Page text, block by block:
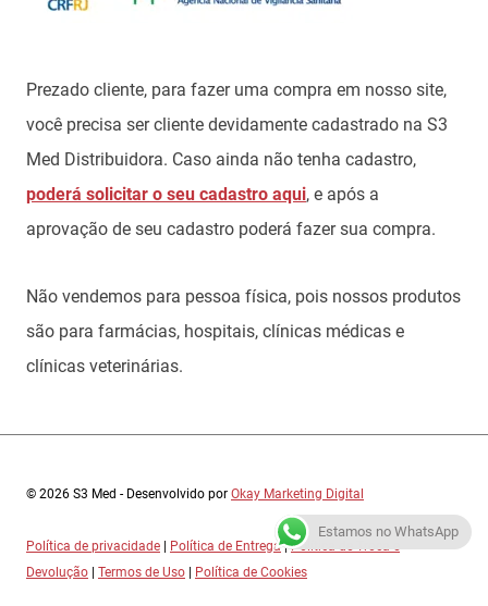
Prezado cliente, para fazer uma compra em nosso site,
você precisa ser cliente devidamente cadastrado na S3
Med Distribuidora. Caso ainda não tenha cadastro,
poderá solicitar o seu cadastro aqui, e após a
aprovação de seu cadastro poderá fazer sua compra.
Não vendemos para pessoa física, pois nossos produtos
são para farmácias, hospitais, clínicas médicas e
clínicas veterinárias.
© 2026 S3 Med - Desenvolvido por Okay Marketing Digital
Política de privacidade Política de Entrega|Política de Troca e
Devolução
Termos de Uso Política de Cookies
Estamos no WhatsApp